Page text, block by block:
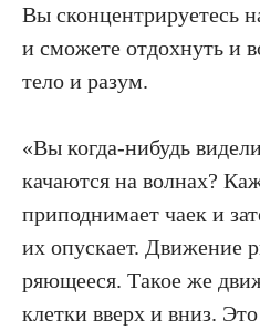
Вы сконцентрируетесь
и сможете отдохнуть и
тело и разум.
«Вы когда-нибудь
качаются на волнах?
приподнимает чаек и
их опускает. Движение
ряющееся. Такое же
клетки вверх и вниз.